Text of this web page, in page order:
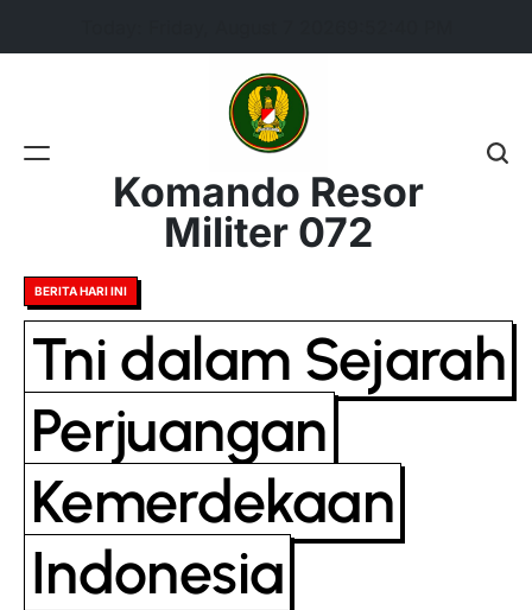
Komando Resor
Militer 072
Posted
in
BERITA HARI INI
Tni dalam Sejarah
Perjuangan
Kemerdekaan
Indonesia